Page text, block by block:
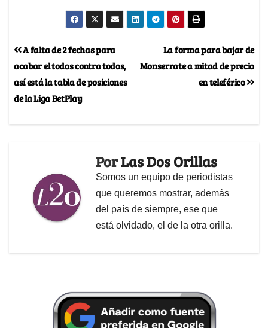
La forma para bajar de
Monserrate a mitad de precio
en teleférico
A falta de 2 fechas para
acabar el todos contra todos,
así está la tabla de posiciones
de la Liga BetPlay
PorLas Dos Orillas
Somos un equipo de periodistas
que queremos mostrar, además
del país de siempre, ese que
está olvidado, el de la otra orilla.